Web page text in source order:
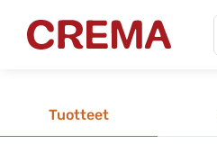
Crema
Tuotteet